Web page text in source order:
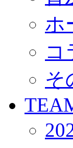
練習拠
SCHOOL
CLUB
パート
クラブ
サステ
Web制
応援プ
ホ
コ
そ